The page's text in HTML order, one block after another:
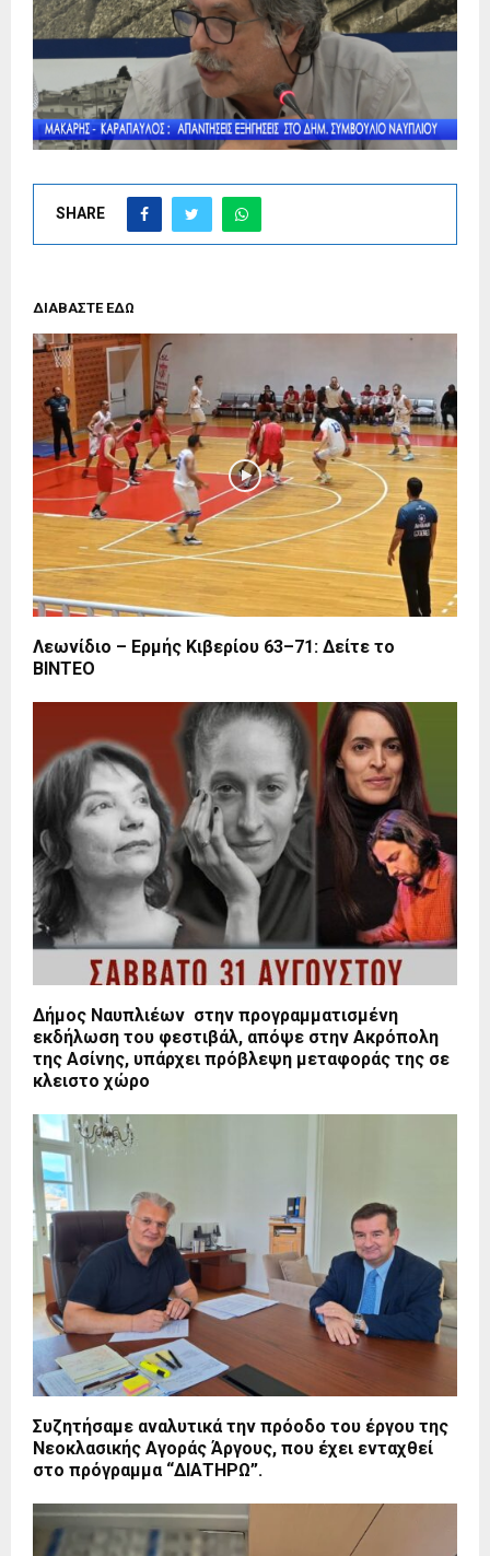
SHARE
ΔΙΑΒΑΣΤΕ ΕΔΩ
Λεωνίδιο – Ερμής Κιβερίου 63–71: Δείτε το
ΒΙΝΤΕΟ
Δήμος Ναυπλιέων στην προγραμματισμένη
εκδήλωση του φεστιβάλ, απόψε στην Ακρόπολη
της Ασίνης, υπάρχει πρόβλεψη μεταφοράς της σε
κλειστο χώρο
Συζητήσαμε αναλυτικά την πρόοδο του έργου της
Νεοκλασικής Αγοράς Άργους, που έχει ενταχθεί
στο πρόγραμμα “ΔΙΑΤΗΡΩ”.